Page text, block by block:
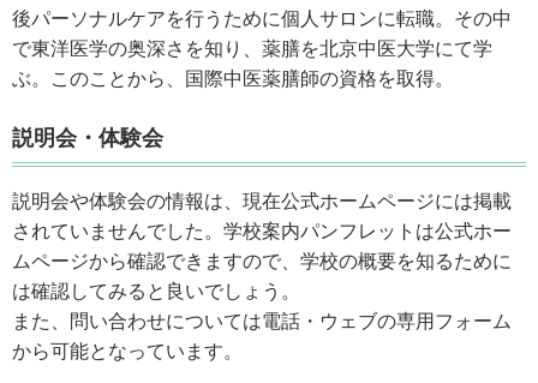
後パーソナルケアを行うために個人サロンに転職。その中
で東洋医学の奥深さを知り、薬膳を北京中医大学にて学
ぶ。このことから、国際中医薬膳師の資格を取得。
説明会・体験会
説明会や体験会の情報は、現在公式ホームページには掲載
されていませんでした。学校案内パンフレットは公式ホー
ムページから確認できますので、学校の概要を知るために
は確認してみると良いでしょう。
また、問い合わせについては電話・ウェブの専用フォーム
から可能となっています。